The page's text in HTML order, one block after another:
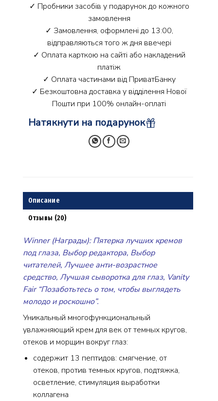
✓ Пробники засобів у подарунок до кожного
замовлення
✓ Замовлення, оформлені до 13:00,
відправляються того ж дня ввечері
✓ Оплата карткою на сайті або накладений
платіж
✓ Оплата частинами від ПриватБанку
✓ Безкоштовна доставка у відділення Нової
Пошти при 100% онлайн-оплаті
Натякнути на подарунок
Описание
Отзывы (20)
Winner (Награды): Пятерка лучших кремов
под глаза, Выбор редактора, Выбор
читателей, Лучшее анти-возрастное
средство, Лучшая сыворотка для глаз, Vanity
Fair “Позаботьтесь о том, чтобы выглядеть
молодо и роскошно”.
Уникальный многофункциональный
увлажняющий крем для век от темных кругов,
отеков и морщин вокруг глаз:
содержит 13 пептидов: смягчение, от
отеков, против темных кругов, подтяжка,
осветление, стимуляция выработки
коллагена